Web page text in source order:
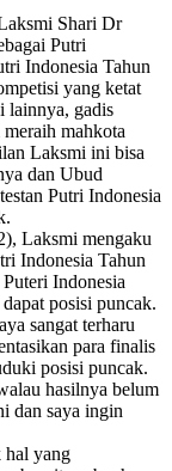
Shari Dr
Putri
Indonesia Tahun
yang ketat
lainnya, gadis
mahkota
Laksmi ini bisa
dan Ubud
Putri Indonesia
Laksmi mengaku
Indonesia Tahun
Indonesia
posisi puncak.
sangat terharu
para finalis
posisi puncak.
hasilnya belum
dan saya ingin
hal yang